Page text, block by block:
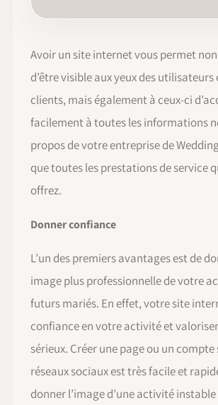
Avoir un site internet vous permet
d’être visible aux yeux des
clients, mais également à ceux-ci
facilement à toutes les informations
propos de votre entreprise de
que toutes les prestations de service
offrez.
Donner confiance
L’un des premiers avantages est de
image plus professionnelle de votre
futurs mariés. En effet, votre site
confiance en votre activité et
sérieux. Créer une page ou un compte
réseaux sociaux est très facile et
donner l’image d’une activité